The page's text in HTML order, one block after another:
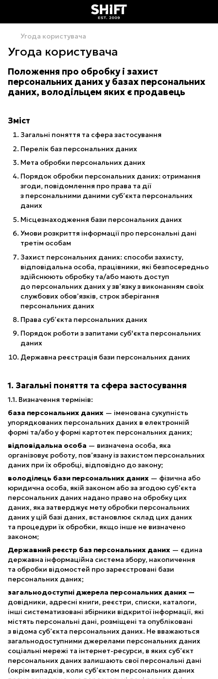
Угода користувача
Угода користувача
Положення про обробку і захист
персональних даних у базах персональних
даних, володільцем яких є продавець
Зміст
Загальні поняття та сфера застосування
Перелік баз персональних даних
Мета обробки персональних даних
Порядок обробки персональних даних: отримання
згоди, повідомлення про права та дії
з персональними даними суб’єкта персональних
даних
Місцезнаходження бази персональних даних
Умови розкриття інформації про персональні дані
третім особам
Захист персональних даних: способи захисту,
відповідальна особа, працівники, які безпосередньо
здійснюють обробку та/або мають доступ
до персональних даних у зв’язку з виконанням своїх
службових обов’язків, строк зберігання
персональних даних
Права суб’єкта персональних даних
Порядок роботи з запитами суб'єкта персональних
даних
Державна реєстрація бази персональних даних
1. Загальні поняття та сфера застосування
1.1. Визначення термінів:
база персональних даних — іменована сукупність
упорядкованих персональних даних в електронній
формі та/або у формі картотек персональних даних;
відповідальна особа — визначена особа, яка
організовує роботу, пов’язану із захистом персональних
даних при їх обробці, відповідно до закону;
володілець бази персональних даних — фізична або
юридична особа, якій законом або за згодою суб’єкта
персональних даних надано право на обробку цих
даних, яка затверджує мету обробки персональних
даних у цій базі даних, встановлює склад цих даних
та процедури їх обробки, якщо інше не визначено
законом;
Державний реєстр баз персональних даних — єдина
державна інформаційна система збору, накопичення
та обробки відомостей про зареєстровані бази
персональних даних;
загальнодоступні джерела персональних даних —
довідники, адресні книги, реєстри, списки, каталоги,
інші систематизовані збірники відкритої інформації, які
містять персональні дані, розміщені та опубліковані
з відома суб’єкта персональних даних. Не вважаються
загальнодоступними джерелами персональних даних
соціальні мережі та інтернет-ресурси, в яких суб’єкт
персональних даних залишають свої персональні дані
(окрім випадків, коли суб’єктом персональних даних